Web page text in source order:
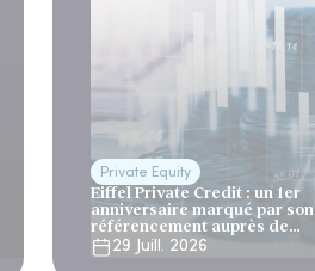
Private Equity
Eiffel Private Credit : un 1er
anniversaire marqué par son
référencement auprès de
Generali et AG2R la Mondiale
29 Juill. 2026